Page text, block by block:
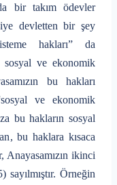
bir takım ödevler
devletten bir şey
hakları” da
sosyal ve ekonomik
bu hakları
ve ekonomik
bu hakların sosyal
bu haklara kısaca
Anayasamızın ikinci
sayılmıştır. Örneğin